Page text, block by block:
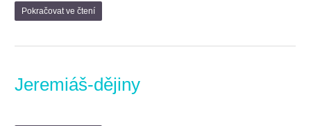
Pokračovat ve čtení
Jeremiáš-dějiny